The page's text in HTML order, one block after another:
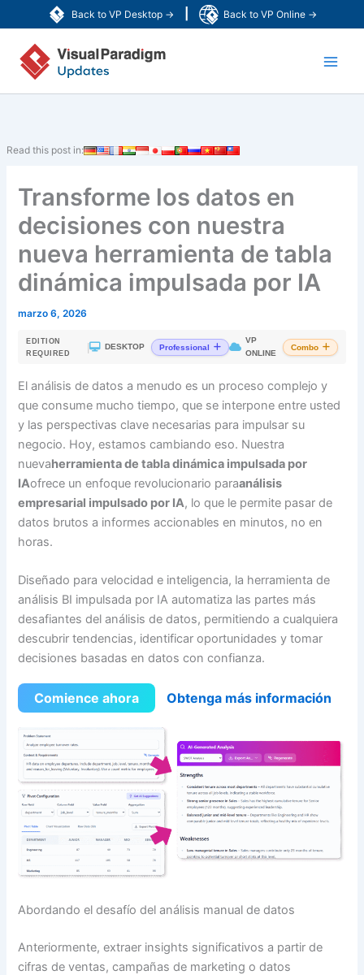
Back to VP Desktop → Back to VP Online →
al
contenido
Read this post in:
Transforme los datos en
decisiones con nuestra
nueva herramienta de tabla
dinámica impulsada por IA
marzo 6, 2026
EDITION
REQUIRED
DESKTOP Professional
VP
ONLINE
Combo
El análisis de datos a menudo es un proceso complejo y
que consume mucho tiempo, que se interpone entre usted
y las perspectivas clave necesarias para impulsar su
negocio. Hoy, estamos cambiando eso. Nuestra
nuevaherramienta de tabla dinámica impulsada por
IAofrece un enfoque revolucionario paraanálisis
empresarial impulsado por IA, lo que le permite pasar de
datos brutos a informes accionables en minutos, no en
horas.
Diseñado para velocidad e inteligencia, la herramienta de
análisis BI impulsada por IA automatiza las partes más
desafiantes del análisis de datos, permitiendo a cualquiera
descubrir tendencias, identificar oportunidades y tomar
decisiones basadas en datos con confianza.
Comience ahora Obtenga más información
Abordando el desafío del análisis manual de datos
Anteriormente, extraer insights significativos a partir de
cifras de ventas, campañas de marketing o datos